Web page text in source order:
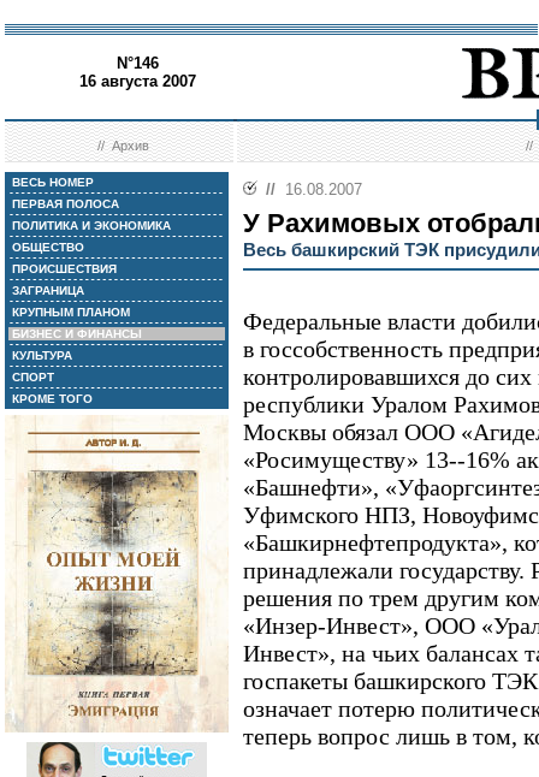
N°146
16 августа 2007
//Архив //
ВЕСЬ НОМЕР
ПЕРВАЯ ПОЛОСА
ПОЛИТИКА И ЭКОНОМИКА
ОБЩЕСТВО
ПРОИСШЕСТВИЯ
ЗАГРАНИЦА
КРУПНЫМ ПЛАНОМ
БИЗНЕС И ФИНАНСЫ
КУЛЬТУРА
СПОРТ
КРОМЕ ТОГО
// 16.08.2007
У Рахимовых
Весь башкирский ТЭК
Федеральные власти
в госсобственность
контролировавшихся до
республики Уралом
Москвы обязал ООО
«Росимуществу» 13--16%
«Башнефти»,
Уфимского НПЗ,
«Башкирнефтепродукта»,
принадлежали
решения по трем другим
«Инзер-Инвест», ООО
Инвест», на чьих балансах
госпакеты башкирского
означает потерю
теперь вопрос лишь в том,